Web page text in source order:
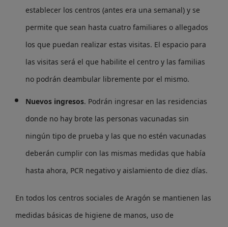
establecer los centros (antes era una semanal) y se
permite que sean hasta cuatro familiares o allegados
los que puedan realizar estas visitas. El espacio para
las visitas será el que habilite el centro y las familias
no podrán deambular libremente por el mismo.
Nuevos ingresos. Podrán ingresar en las residencias
donde no hay brote las personas vacunadas sin
ningún tipo de prueba y las que no estén vacunadas
deberán cumplir con las mismas medidas que había
hasta ahora, PCR negativo y aislamiento de diez días.
En todos los centros sociales de Aragón se mantienen las
medidas básicas de higiene de manos, uso de